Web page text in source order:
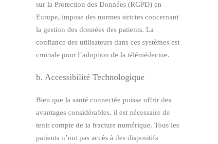
sur la Protection des Données (RGPD) en
Europe, impose des normes strictes concernant
la gestion des données des patients. La
confiance des utilisateurs dans ces systèmes est
cruciale pour l’adoption de la télémédecine.
b. Accessibilité Technologique
Bien que la santé connectée puisse offrir des
avantages considérables, il est nécessaire de
tenir compte de la fracture numérique. Tous les
patients n’ont pas accès à des dispositifs